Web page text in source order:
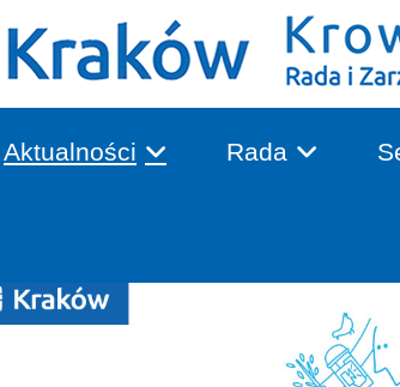
Aktualności Rada
treść